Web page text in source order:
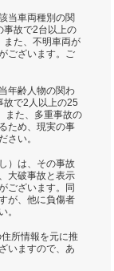
当車両種別の関
事故で2台以上の
また、不明車両が
ございます。ご
年齢人物の関わ
故で2人以上の25
また、多重事故の
ため、現実の事
さい。
）は、その事故
大破事故と表示
ございます。同
が、他に負傷者
。
所情報を元に推
いますので、あ